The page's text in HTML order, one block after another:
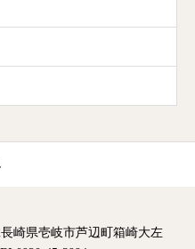
崎県壱岐市芦辺町箱崎大左